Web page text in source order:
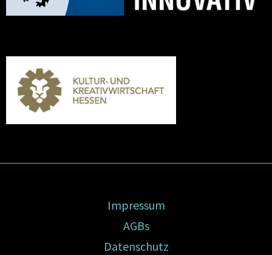
Impressum
AGBs
Datenschutz